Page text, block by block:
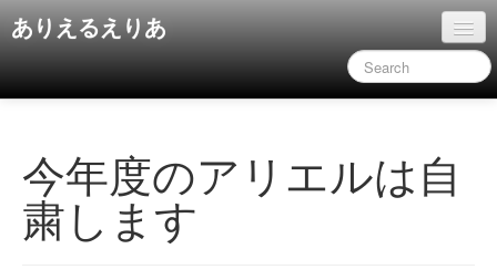
ありえるえりあ
旧コンテンツ
今年度のアリエルは自
粛します